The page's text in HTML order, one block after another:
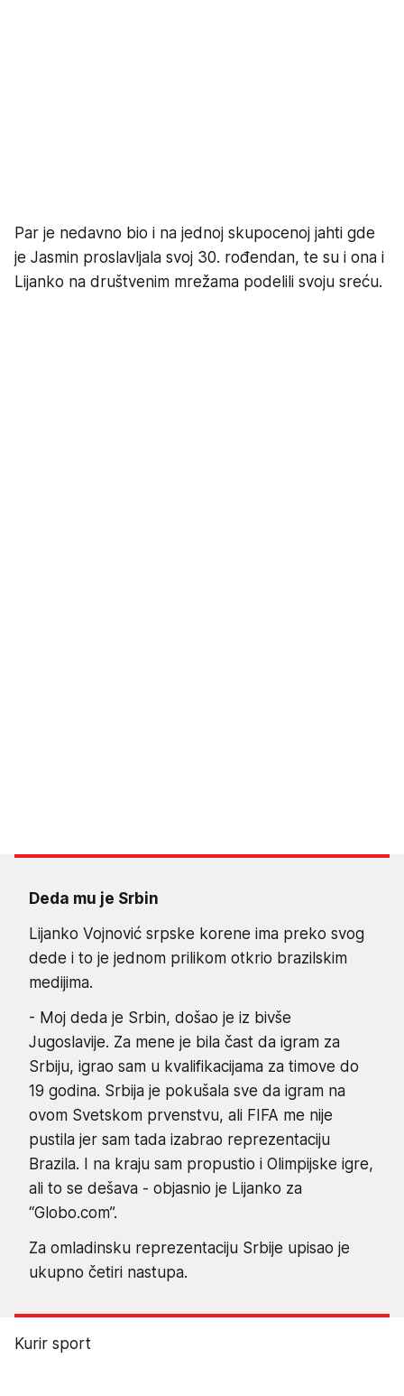
Par je nedavno bio i na jednoj skupocenoj jahti gde
je Jasmin proslavljala svoj 30. rođendan, te su i ona i
Lijanko na društvenim mrežama podelili svoju sreću.
Deda mu je Srbin
Lijanko Vojnović srpske korene ima preko svog
dede i to je jednom prilikom otkrio brazilskim
medijima.
- Moj deda je Srbin, došao je iz bivše
Jugoslavije. Za mene je bila čast da igram za
Srbiju, igrao sam u kvalifikacijama za timove do
19 godina. Srbija je pokušala sve da igram na
ovom Svetskom prvenstvu, ali FIFA me nije
pustila jer sam tada izabrao reprezentaciju
Brazila. I na kraju sam propustio i Olimpijske igre,
ali to se dešava - objasnio je Lijanko za
“Globo.com”.
Za omladinsku reprezentaciju Srbije upisao je
ukupno četiri nastupa.
Kurir sport